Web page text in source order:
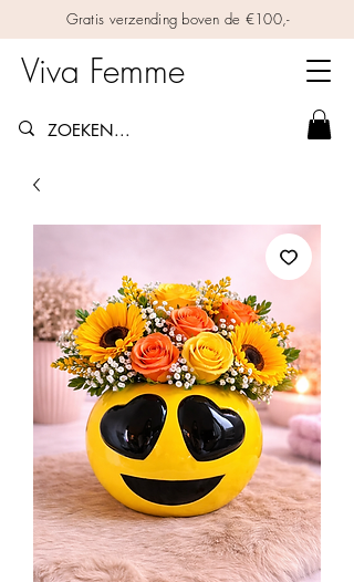
Gratis verzending boven de €100,-
Viva Femme